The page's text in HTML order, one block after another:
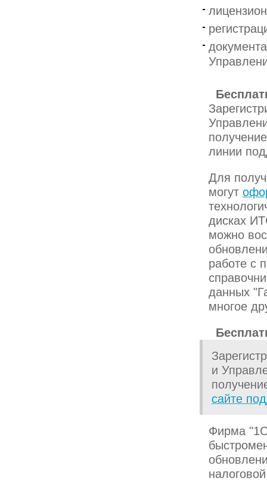
линии
Для
могут
дисках
можно
работе с
данных
многое
и
сайте
Фирма